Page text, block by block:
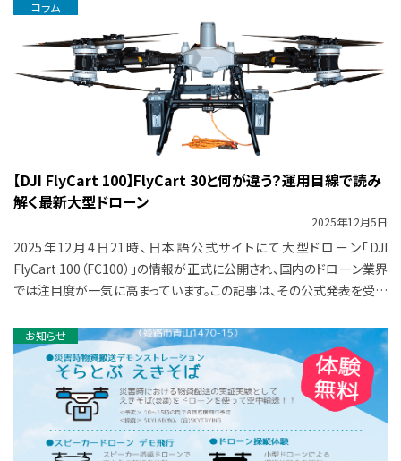
コラム
【DJI FlyCart 100】FlyCart 30と何が違う？運用目線で読み
解く最新大型ドローン
2025年12月5日
2025年12月4日21時、日本語公式サイトにて大型ドローン「DJI
FlyCart 100（FC100）」の情報が正式に公開され、国内のドローン業界
では注目度が一気に高まっています。この記事は、その公式発表を受け
お知らせ